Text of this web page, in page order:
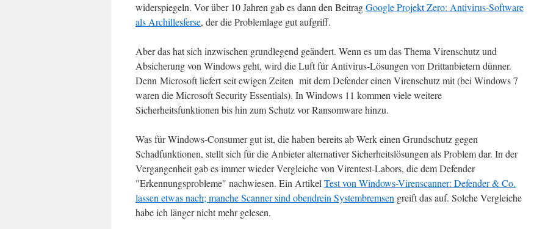
widerspiegeln. Vor über 10 Jahren gab es dann den BeitragGoogle Projekt Zero: Antivirus-Software
als Archillesferse, der die Problemlage gut aufgriff.
Aber das hat sich inzwischen grundlegend geändert. Wenn es um das Thema Virenschutz und
Absicherung von Windows geht, wird die Luft für Antivirus-Lösungen von Drittanbietern dünner.
Denn Microsoft liefert seit ewigen Zeiten mit dem Defender einen Virenschutz mit (bei Windows 7
waren die Microsoft Security Essentials). In Windows 11 kommen viele weitere
Sicherheitsfunktionen bis hin zum Schutz vor Ransomware hinzu.
Was für Windows-Consumer gut ist, die haben bereits ab Werk einen Grundschutz gegen
Schadfunktionen, stellt sich für die Anbieter alternativer Sicherheitslösungen als Problem dar. In der
Vergangenheit gab es immer wieder Vergleiche von Virentest-Labors, die dem Defender
"Erkennungsprobleme" nachwiesen. Ein Artikel Test von Windows-Virenscanner: Defender & Co.
lassen etwas nach; manche Scanner sind obendrein Systembremsen greift das auf. Solche Vergleiche
habe ich länger nicht mehr gelesen.